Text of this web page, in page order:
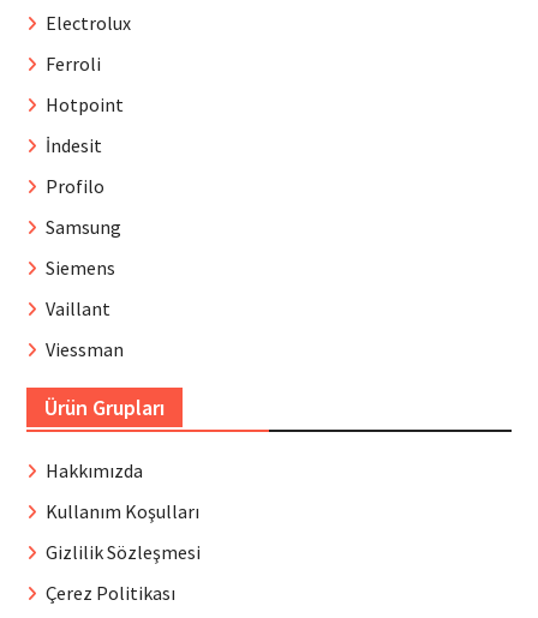
Electrolux
Ferroli
Hotpoint
İndesit
Profilo
Samsung
Siemens
Vaillant
Viessman
Ürün Grupları
Hakkımızda
Kullanım Koşulları
Gizlilik Sözleşmesi
Çerez Politikası